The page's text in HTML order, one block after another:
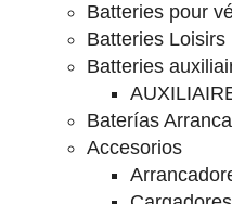
Batteries pour
Batteries Loisirs
Batteries
Baterías
Accesorios